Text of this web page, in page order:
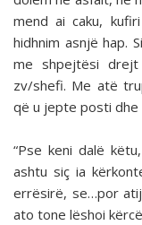
mend ai caku,
hidhnim asnjë hap.
me shpejtësi drejt
zv/shefi. Me atë
që u jepte posti dhe
“Pse keni dalë
ashtu siç ia
errësirë, se…por
ato tone lëshoi